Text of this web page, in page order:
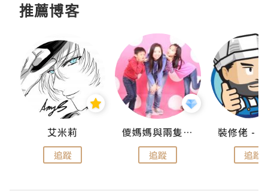
推薦博客
艾米莉
追蹤
儍媽媽與兩隻小魔怪之家
追蹤 追蹤